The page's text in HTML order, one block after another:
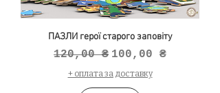
ПАЗЛИ герої старого заповіту
Звичайна ціна
120,00 ₴ За розпродажем
100,00 ₴
+ оплата за доставку